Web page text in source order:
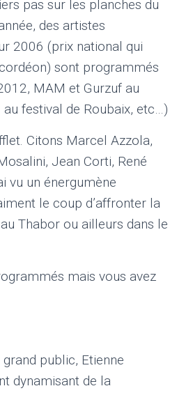
pas sur les planches du
des artistes
2006 (prix national qui
sont programmés
MAM et Gurzuf au
festival de Roubaix, etc…)
Citons Marcel Azzola,
Jean Corti, René
vu un énergumène
le coup d’affronter la
Thabor ou ailleurs dans le
mais vous avez
grand public, Etienne
dynamisant de la